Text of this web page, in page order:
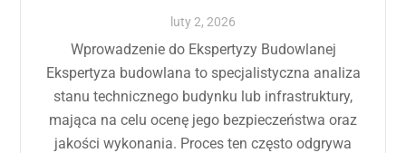
luty2, 2026
Wprowadzenie do Ekspertyzy Budowlanej
Ekspertyza budowlana to specjalistyczna analiza
stanu technicznego budynku lub infrastruktury,
mająca na celu ocenę jego bezpieczeństwa oraz
jakości wykonania. Proces ten często odgrywa